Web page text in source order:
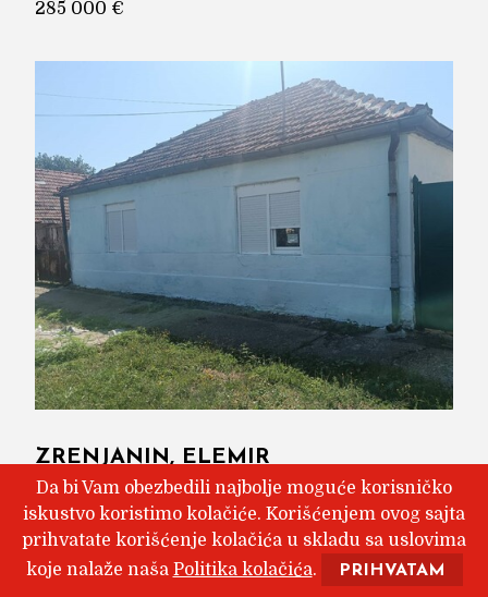
285 000 €
ZRENJANIN, ELEMIR
117m 2, troiposobna
20 000 €
Da bi Vam obezbedili najbolje moguće korisničko
iskustvo koristimo kolačiće. Korišćenjem ovog sajta
prihvatate korišćenje kolačića u skladu sa uslovima
koje nalaže naša Politika kolačića. PRIHVATAM